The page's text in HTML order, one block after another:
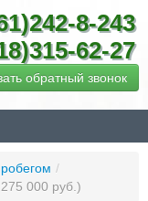
8-243
62-27
обратный звонок
/
000 руб.)